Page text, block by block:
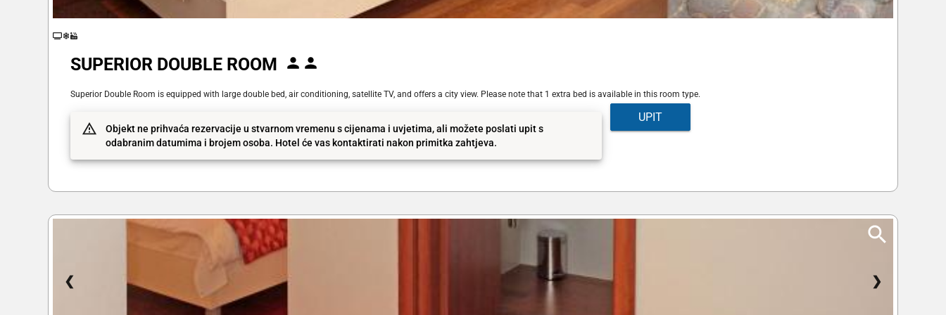
SUPERIOR DOUBLE ROOM
Superior Double Room is equipped with large double bed, air conditioning, satellite TV, and offers a city view. Please note that 1 extra bed is available in this room type.
Objekt ne prihvaća rezervacije u stvarnom vremenu s cijenama i uvjetima, ali možete poslati upit s
odabranim datumima i brojem osoba. Hotel će vas kontaktirati nakon primitka zahtjeva.
UPIT
❮ ❯